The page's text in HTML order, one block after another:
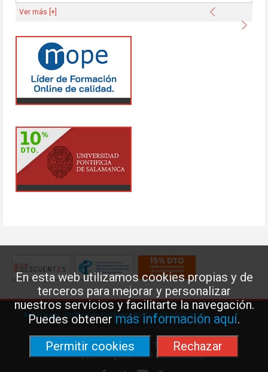
En esta web utilizamos cookies propias y de
terceros para mejorar y personalizar
nuestros servicios y facilitarte la navegación.
Puedes obtenermás información aquí.
Permitir cookies
Rechazar
Anterior
Ver más [+]
Aviso legal·Política de Cookies·Política de privacidad
Federación de Enseñanza de USO · Teléfono: 91 577 41 13 ·
Príncipe de Vergara, 13 · 7º 28001 MADRID